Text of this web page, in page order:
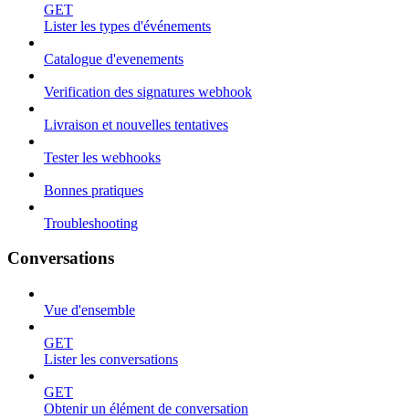
GET
Lister les types d'événements
Catalogue d'evenements
Verification des signatures webhook
Livraison et nouvelles tentatives
Tester les webhooks
Bonnes pratiques
Troubleshooting
Conversations
Vue d'ensemble
GET
Lister les conversations
GET
Obtenir un élément de conversation